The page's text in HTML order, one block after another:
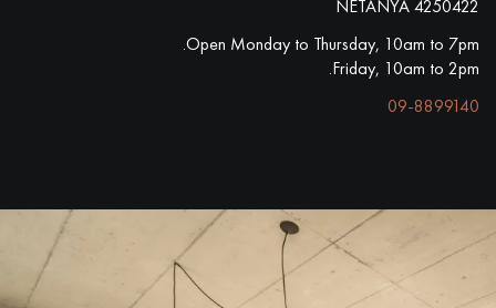
4250422 NETANYA
Open Monday to Thursday, 10am to 7pm.
Friday, 10am to 2pm.
09-8899140